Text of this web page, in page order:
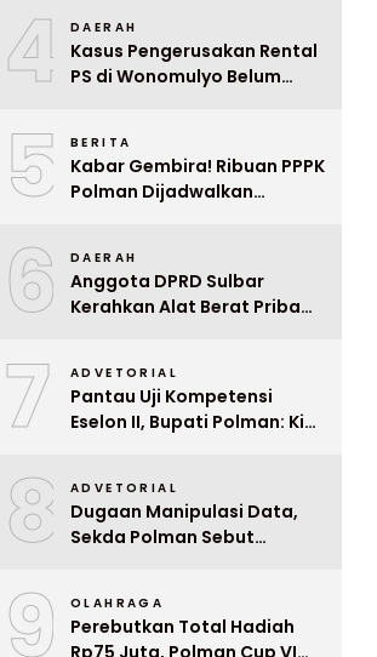
4 DAERAH
Kasus Pengerusakan Rental
PS di Wonomulyo Belum
Pelaku
5 BERITA
Kabar Gembira! Ribuan PPPK
Polman Dijadwalkan
6 DAERAH
Anggota DPRD Sulbar
Kerahkan Alat Berat Pribadi
7 ADVETORIAL
Pantau Uji Kompetensi
Eselon II, Bupati Polman: Kita
8 ADVETORIAL
Dugaan Manipulasi Data,
Sekda Polman Sebut
Ditunda
9 OLAHRAGA
Perebutkan Total Hadiah
Rp75 Juta, Polman Cup VI